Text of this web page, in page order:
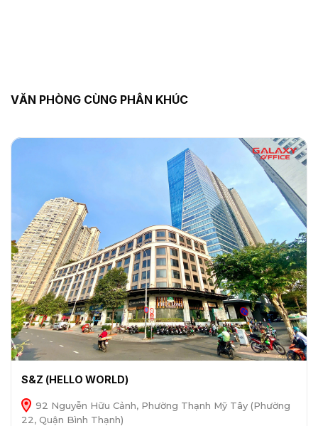
VĂN PHÒNG CÙNG PHÂN KHÚC
S&Z (HELLO WORLD)
92 Nguyễn Hữu Cảnh, Phường Thạnh Mỹ Tây (Phường
22, Quận Bình Thạnh)